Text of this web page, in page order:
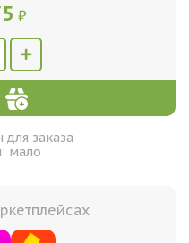
₽
для заказа
мало